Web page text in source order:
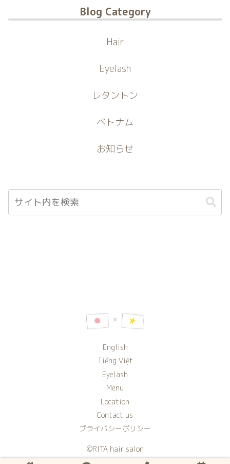
Blog Category
Hair
Eyelash
レタントン
ベトナム
お知らせ
English
Tiếng Việt
Eyelash
Menu
Location
Contact us
プライバシーポリシー
©️RITA hair salon